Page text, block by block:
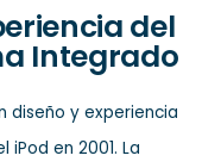
del
Integrado
diseño y experiencia
en 2001. La